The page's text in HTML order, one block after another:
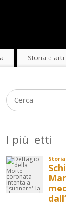
Storia e arti
I più letti